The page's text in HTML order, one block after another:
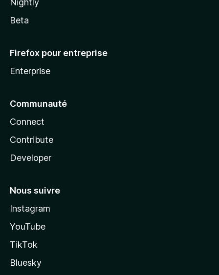
Nightly
Beta
Firefox pour entreprise
Enterprise
Communauté
Connect
Contribute
Developer
Nous suivre
Instagram
YouTube
TikTok
Bluesky